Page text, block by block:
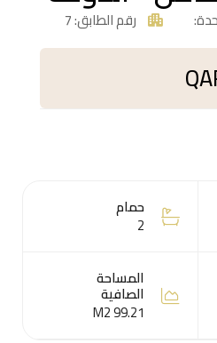
رقم الطابق: 7
حمام
2
المساحة
الصافية
99.21 M2